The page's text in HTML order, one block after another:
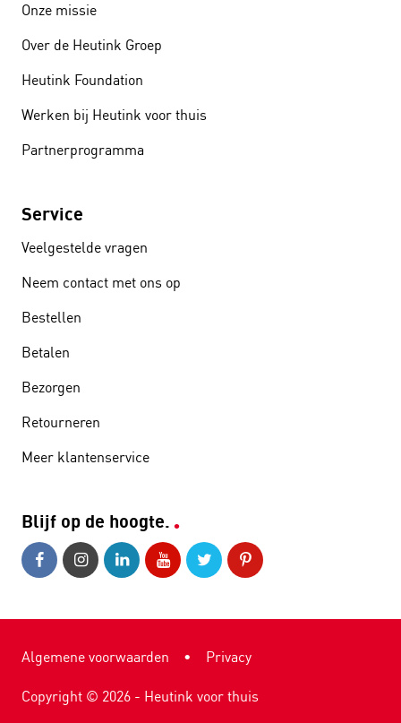
Onze missie
Over de Heutink Groep
Heutink Foundation
Werken bij Heutink voor thuis
Partnerprogramma
Service
Veelgestelde vragen
Neem contact met ons op
Bestellen
Betalen
Bezorgen
Retourneren
Meer klantenservice
Blijf op de hoogte.
Algemene voorwaarden • Privacy
Copyright © 2026 - Heutink voor thuis